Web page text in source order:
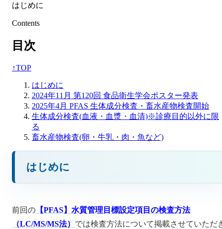
はじめに
Contents
目次
↑TOP
はじめに
2024年11月 第120回 食品衛生学会ポスター発表
2025年4月 PFAS 生体成分検査・畜水産物検査開始
生体成分検査(血液・血漿・血清)※診療目的以外に限
る
畜水産物検査(卵・牛乳・肉・魚など)
はじめに
前回の 【PFAS】水質管理目標設定項目の検査方法
（LC/MS/MS法） では検査方法について掲載させていただ